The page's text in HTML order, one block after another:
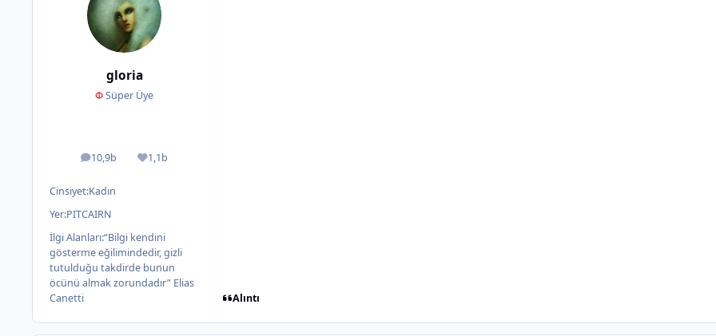
gloria
ΦSüper Üye
10,9b
ileti 1,1b
İtibar
Cinsiyet:Kadın
Yer:PITCAIRN
İlgi Alanları:“Bilgi kendini
gösterme eğilimindedir, gizli
tutulduğu takdirde bunun
öcünü almak zorundadır” Elias
Canetti
Alıntı